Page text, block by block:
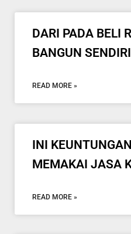
DARI PADA BELI
BANGUN SENDIRI
READ MORE »
INI
MEMAKAI JASA
READ MORE »